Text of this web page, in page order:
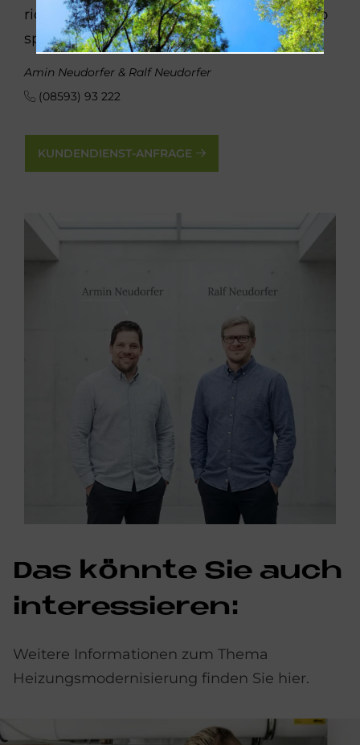
richtigen Ersatzteilen zu Ihnen kommt. So
sparen Sie Zeit und Geld.
Amin Neudorfer & Ralf Neudorfer
(08593) 93 222
KUNDENDIENST-ANFRAGE
Das könn­te Sie auch
in­ter­es­sie­ren:
Weitere Informationen zum Thema
Heizungsmodernisierung finden Sie hier.